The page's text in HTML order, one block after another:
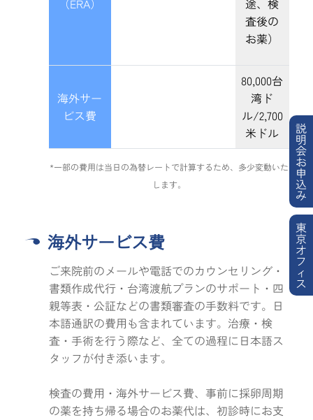
（ERA）
途、検
査後の
お薬）
海外サー
ビス費
80,000台
湾ド
ル/2,700
米ドル
*一部の費用は当日の為替レートで計算するため、多少変動いた
します。
海外サービス費
ご来院前のメールや電話でのカウンセリング・
書類作成代行・台湾渡航プランのサポート・四
親等表・公証などの書類審査の手数料です。日
本語通訳の費用も含まれています。治療・検
査・手術を行う際など、全ての過程に日本語ス
タッフが付き添います。
検査の費用・海外サービス費、事前に採卵周期
の薬を持ち帰る場合のお薬代は、初診時にお支
説
明
会
お
申
込
み
東
京
オ
フ
ィ
ス